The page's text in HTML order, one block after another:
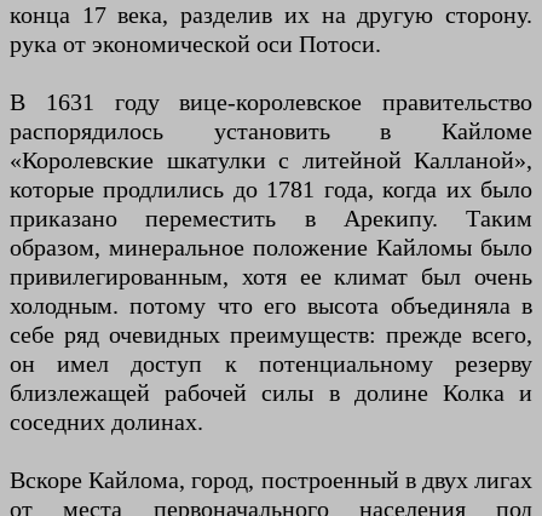
конца 17 века, разделив их на другую сторону.
рука от экономической оси Потоси.
В 1631 году вице-королевское правительство
распорядилось установить в Кайломе
«Королевские шкатулки с литейной Калланой»,
которые продлились до 1781 года, когда их было
приказано переместить в Арекипу. Таким
образом, минеральное положение Кайломы было
привилегированным, хотя ее климат был очень
холодным. потому что его высота объединяла в
себе ряд очевидных преимуществ: прежде всего,
он имел доступ к потенциальному резерву
близлежащей рабочей силы в долине Колка и
соседних долинах.
Вскоре Кайлома, город, построенный в двух лигах
от места первоначального населения под